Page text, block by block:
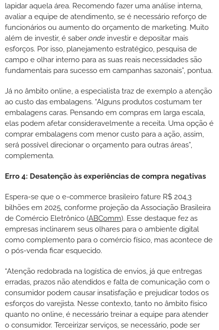
lapidar aquela área. Recomendo fazer uma análise interna,
avaliar a equipe de atendimento, se é necessário reforço de
funcionários ou aumento do orçamento de marketing. Muito
além de investir, é saber onde investir e depositar mais
esforços. Por isso, planejamento estratégico, pesquisa de
campo e olhar interno para as suas reais necessidades são
fundamentais para sucesso em campanhas sazonais”, pontua.
Já no âmbito online, a especialista traz de exemplo a atenção
ao custo das embalagens. “Alguns produtos costumam ter
embalagens caras. Pensando em compras em larga escala,
elas podem afetar consideravelmente a receita. Uma opção é
comprar embalagens com menor custo para a ação, assim,
será possível direcionar o orçamento para outras áreas”,
complementa.
Erro 4: Desatenção às experiências de compra negativas
Espera-se que o e-commerce brasileiro fature R$ 204,3
bilhões em 2025, conforme projeção da Associação Brasileira
de Comércio Eletrônico (ABComm). Esse destaque fez as
empresas inclinarem seus olhares para o ambiente digital
como complemento para o comércio físico, mas acontece de
o pós-venda ficar esquecido.
“Atenção redobrada na logística de envios, já que entregas
erradas, prazos não atendidos e falta de comunicação com o
consumidor podem causar insatisfação e prejudicar todos os
esforços do varejista. Nesse contexto, tanto no âmbito físico
quanto no online, é necessário treinar a equipe para atender
o consumidor. Terceirizar serviços, se necessário, pode ser